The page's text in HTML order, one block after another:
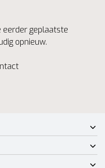
eerder geplaatste
opnieuw.